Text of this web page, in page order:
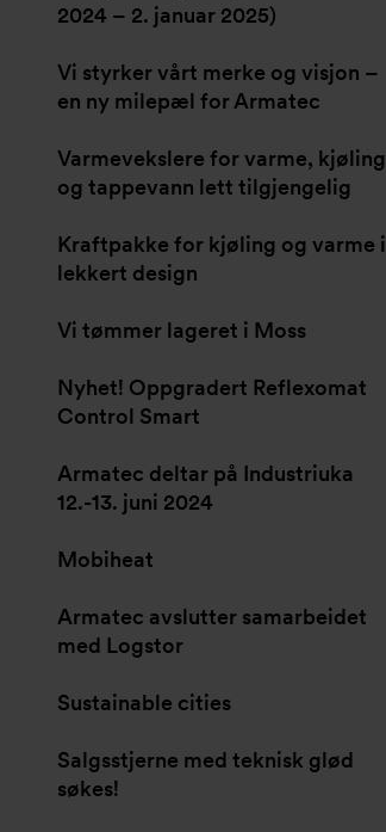
2024 – 2. januar 2025)
Vi styrker vårt merke og visjon –
en ny milepæl for Armatec
Varmevekslere for varme, kjøling
og tappevann lett tilgjengelig
Kraftpakke for kjøling og varme i
lekkert design
Vi tømmer lageret i Moss
Nyhet! Oppgradert Reflexomat
Control Smart
Armatec deltar på Industriuka
12.-13. juni 2024
Mobiheat
Armatec avslutter samarbeidet
med Logstor
Sustainable cities
Salgsstjerne med teknisk glød
søkes!